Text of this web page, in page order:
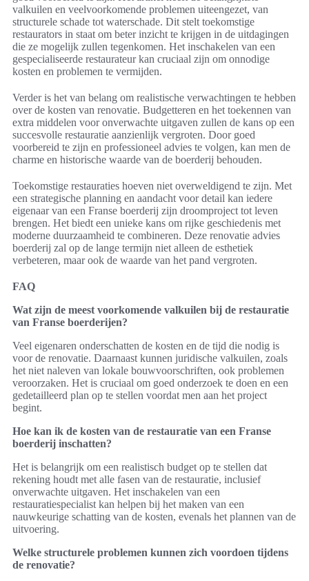
valkuilen en veelvoorkomende problemen uiteengezet, van
structurele schade tot waterschade. Dit stelt toekomstige
restaurators in staat om beter inzicht te krijgen in de uitdagingen
die ze mogelijk zullen tegenkomen. Het inschakelen van een
gespecialiseerde restaurateur kan cruciaal zijn om onnodige
kosten en problemen te vermijden.
Verder is het van belang om realistische verwachtingen te hebben
over de kosten van renovatie. Budgetteren en het toekennen van
extra middelen voor onverwachte uitgaven zullen de kans op een
succesvolle restauratie aanzienlijk vergroten. Door goed
voorbereid te zijn en professioneel advies te volgen, kan men de
charme en historische waarde van de boerderij behouden.
Toekomstige restauraties hoeven niet overweldigend te zijn. Met
een strategische planning en aandacht voor detail kan iedere
eigenaar van een Franse boerderij zijn droomproject tot leven
brengen. Het biedt een unieke kans om rijke geschiedenis met
moderne duurzaamheid te combineren. Deze renovatie advies
boerderij zal op de lange termijn niet alleen de esthetiek
verbeteren, maar ook de waarde van het pand vergroten.
FAQ
Wat zijn de meest voorkomende valkuilen bij de restauratie
van Franse boerderijen?
Veel eigenaren onderschatten de kosten en de tijd die nodig is
voor de renovatie. Daarnaast kunnen juridische valkuilen, zoals
het niet naleven van lokale bouwvoorschriften, ook problemen
veroorzaken. Het is cruciaal om goed onderzoek te doen en een
gedetailleerd plan op te stellen voordat men aan het project
begint.
Hoe kan ik de kosten van de restauratie van een Franse
boerderij inschatten?
Het is belangrijk om een realistisch budget op te stellen dat
rekening houdt met alle fasen van de restauratie, inclusief
onverwachte uitgaven. Het inschakelen van een
restauratiespecialist kan helpen bij het maken van een
nauwkeurige schatting van de kosten, evenals het plannen van de
uitvoering.
Welke structurele problemen kunnen zich voordoen tijdens
de renovatie?